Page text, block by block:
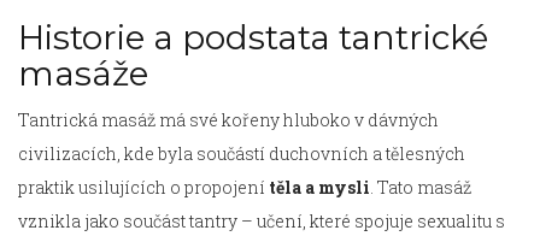
Historie a podstata tantrické
masáže
Tantrická masáž má své kořeny hluboko v dávných
civilizacích, kde byla součástí duchovních a tělesných
praktik usilujících o propojení těla a mysli. Tato masáž
vznikla jako součást tantry – učení, které spojuje sexualitu s